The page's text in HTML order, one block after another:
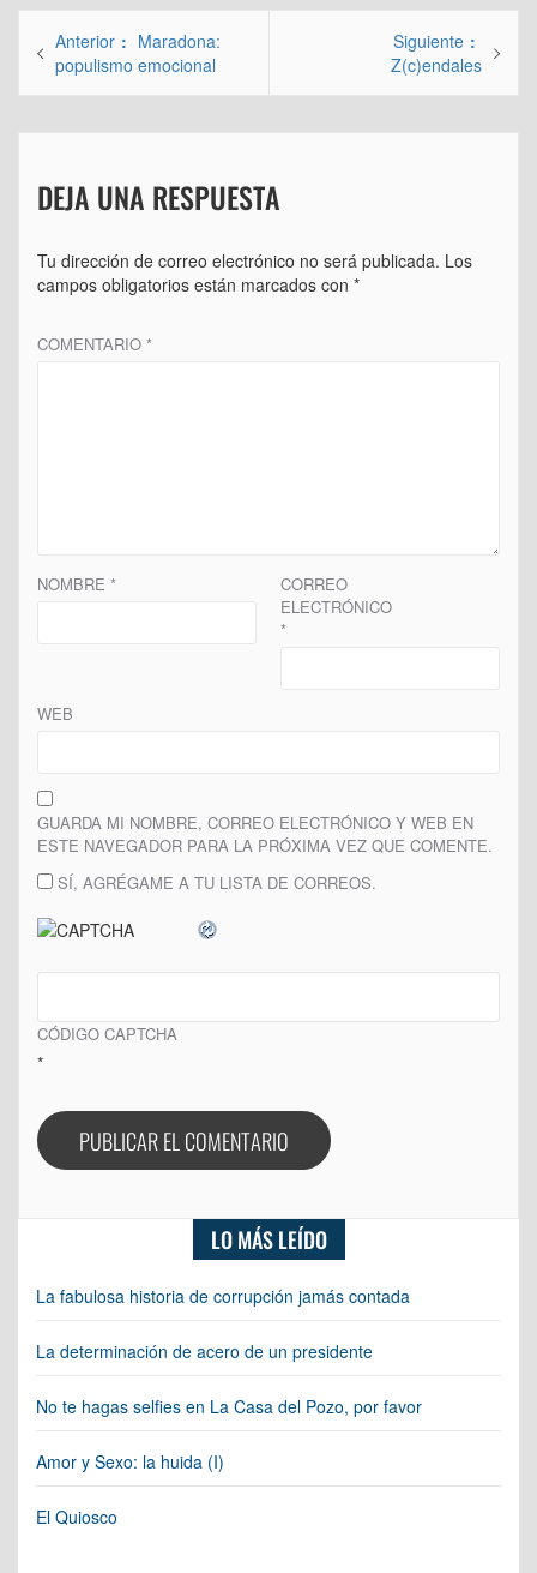
Navegación
de
entradas
Anterior
Entrada
anterior:
Maradona:
populismo emocional
Siguiente
Z(c)endales
DEJA UNA RESPUESTA
Tu dirección de correo electrónico no será publicada. Los
campos obligatorios están marcados con *
COMENTARIO *
NOMBRE *
CORREO
ELECTRÓNICO
*
WEB
GUARDA MI NOMBRE, CORREO ELECTRÓNICO Y WEB EN
ESTE NAVEGADOR PARA LA PRÓXIMA VEZ QUE COMENTE.
SÍ, AGRÉGAME A TU LISTA DE CORREOS.
CÓDIGO CAPTCHA
*
LO MÁS LEÍDO
La fabulosa historia de corrupción jamás contada
La determinación de acero de un presidente
No te hagas selfies en La Casa del Pozo, por favor
Amor y Sexo: la huida (I)
El Quiosco